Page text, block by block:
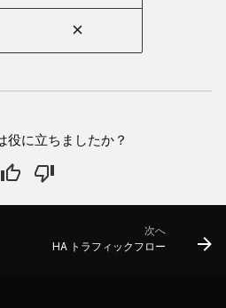
役に立ちましたか？
次へ
HA トラフィックフロー